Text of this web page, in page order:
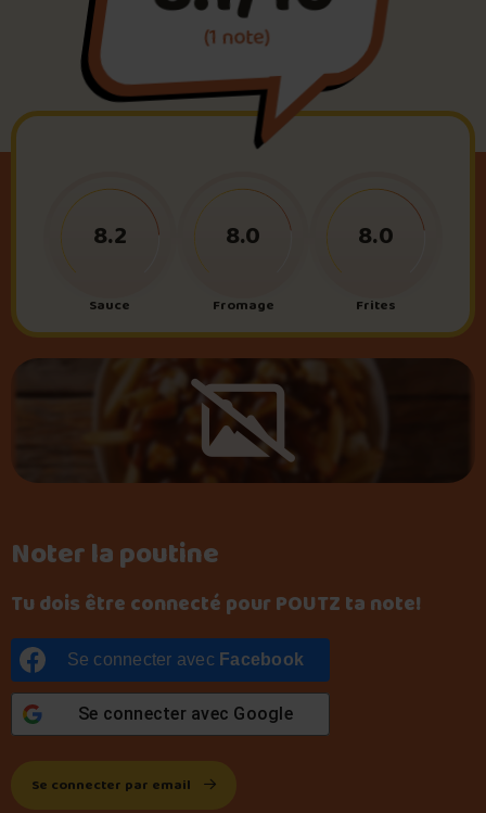
Foire aux questions
Me connecter
(1 note)
Noter la poutine
Tu dois être connecté pour POUTZ ta note!
Se connecter avec Facebook
Se connecter avec Google
Se connecter par email
Sauce
8.2
Fromage
8.0
Frites
8.0